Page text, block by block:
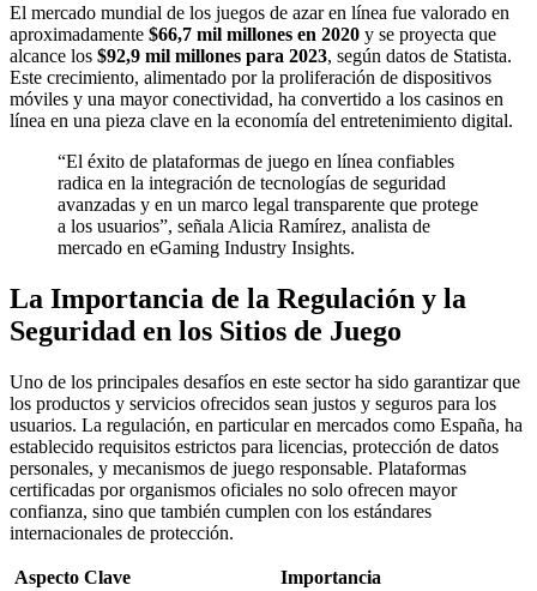
El mercado mundial de los juegos de azar en línea fue valorado en
aproximadamente $66,7 mil millones en 2020 y se proyecta que
alcance los $92,9 mil millones para 2023, según datos de Statista.
Este crecimiento, alimentado por la proliferación de dispositivos
móviles y una mayor conectividad, ha convertido a los casinos en
línea en una pieza clave en la economía del entretenimiento digital.
“El éxito de plataformas de juego en línea confiables
radica en la integración de tecnologías de seguridad
avanzadas y en un marco legal transparente que protege
a los usuarios”, señala Alicia Ramírez, analista de
mercado en eGaming Industry Insights.
La Importancia de la Regulación y la
Seguridad en los Sitios de Juego
Uno de los principales desafíos en este sector ha sido garantizar que
los productos y servicios ofrecidos sean justos y seguros para los
usuarios. La regulación, en particular en mercados como España, ha
establecido requisitos estrictos para licencias, protección de datos
personales, y mecanismos de juego responsable. Plataformas
certificadas por organismos oficiales no solo ofrecen mayor
confianza, sino que también cumplen con los estándares
internacionales de protección.
Aspecto Clave
Importancia